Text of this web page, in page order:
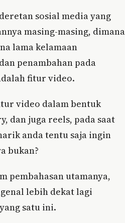
sosial media yang
masing-masing, dimana
lama kelamaan
penambahan pada
fitur video.
video dalam bentuk
dan juga reels, pada saat
anda tentu saja ingin
bukan?
pembahasan utamanya,
lebih dekat lagi
satu ini.